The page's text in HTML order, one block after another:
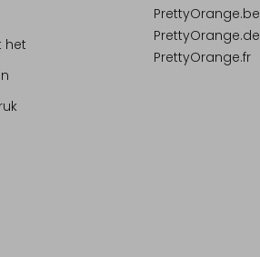
het
PrettyOrange.be
PrettyOrange.de
PrettyOrange.fr